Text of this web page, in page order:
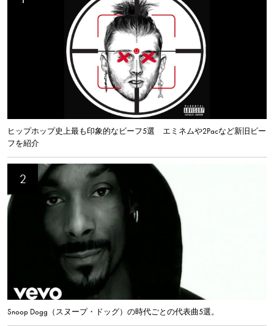
ヒップホップ史上最も印象的なビーフ5選 エミネムや2Pacなど新旧ビー
フを紹介
Snoop Dogg（スヌープ・ドッグ）の時代ごとの代表曲5選。